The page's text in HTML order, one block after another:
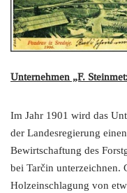
Unternehmen „F.
Im Jahr 1901 wird das
der Landesregierung
Bewirtschaftung des
bei Tarčin unterzeichnen.
Holzeinschlagung von